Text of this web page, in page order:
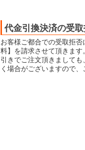
代金引換決済の受
お客様ご都合での受取拒
料】を請求させて頂きま
引きでご注文頂きまして
く場合がございますので